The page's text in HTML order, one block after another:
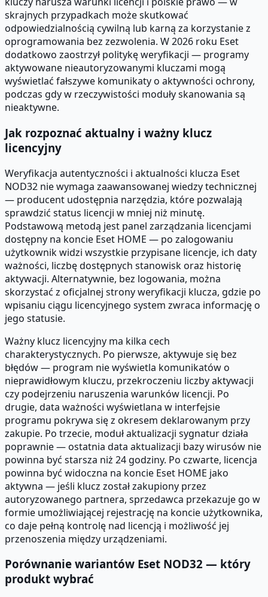
skrajnych przypadkach może skutkować
odpowiedzialnością cywilną lub karną za korzystanie z
oprogramowania bez zezwolenia. W 2026 roku Eset
dodatkowo zaostrzył politykę weryfikacji — programy
aktywowane nieautoryzowanymi kluczami mogą
wyświetlać fałszywe komunikaty o aktywności ochrony,
podczas gdy w rzeczywistości moduły skanowania są
nieaktywne.
Jak rozpoznać aktualny i ważny klucz
licencyjny
Weryfikacja autentyczności i aktualności klucza Eset
NOD32 nie wymaga zaawansowanej wiedzy technicznej
— producent udostępnia narzędzia, które pozwalają
sprawdzić status licencji w mniej niż minutę.
Podstawową metodą jest panel zarządzania licencjami
dostępny na koncie Eset HOME — po zalogowaniu
użytkownik widzi wszystkie przypisane licencje, ich daty
ważności, liczbę dostępnych stanowisk oraz historię
aktywacji. Alternatywnie, bez logowania, można
skorzystać z oficjalnej strony weryfikacji klucza, gdzie po
wpisaniu ciągu licencyjnego system zwraca informację o
jego statusie.
Ważny klucz licencyjny ma kilka cech
charakterystycznych. Po pierwsze, aktywuje się bez
błędów — program nie wyświetla komunikatów o
nieprawidłowym kluczu, przekroczeniu liczby aktywacji
czy podejrzeniu naruszenia warunków licencji. Po
drugie, data ważności wyświetlana w interfejsie
programu pokrywa się z okresem deklarowanym przy
zakupie. Po trzecie, moduł aktualizacji sygnatur działa
poprawnie — ostatnia data aktualizacji bazy wirusów nie
powinna być starsza niż 24 godziny. Po czwarte, licencja
powinna być widoczna na koncie Eset HOME jako
aktywna — jeśli klucz został zakupiony przez
autoryzowanego partnera, sprzedawca przekazuje go w
formie umożliwiającej rejestrację na koncie użytkownika,
co daje pełną kontrolę nad licencją i możliwość jej
przenoszenia między urządzeniami.
Porównanie wariantów Eset NOD32 — który
produkt wybrać